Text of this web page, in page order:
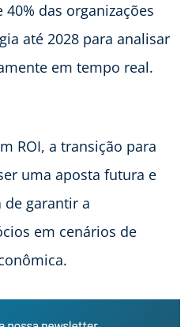
das organizações
até 2028 para analisar
em tempo real.
ROI, a transição para
uma aposta futura e
garantir a
em cenários de